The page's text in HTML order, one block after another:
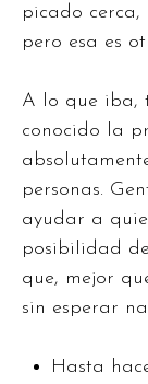
picado
pero esa es
A lo que iba,
conocido la
personas.
ayudar a
posibilidad
que, mejor
sin esperar
Hasta